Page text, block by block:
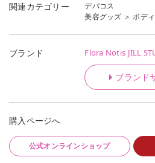
関連カテゴリー
デパコス
美容グッズ ＞ボデ
ブランド Flora Notis JILL
ブランド
購入ページへ
公式オンラインショップ